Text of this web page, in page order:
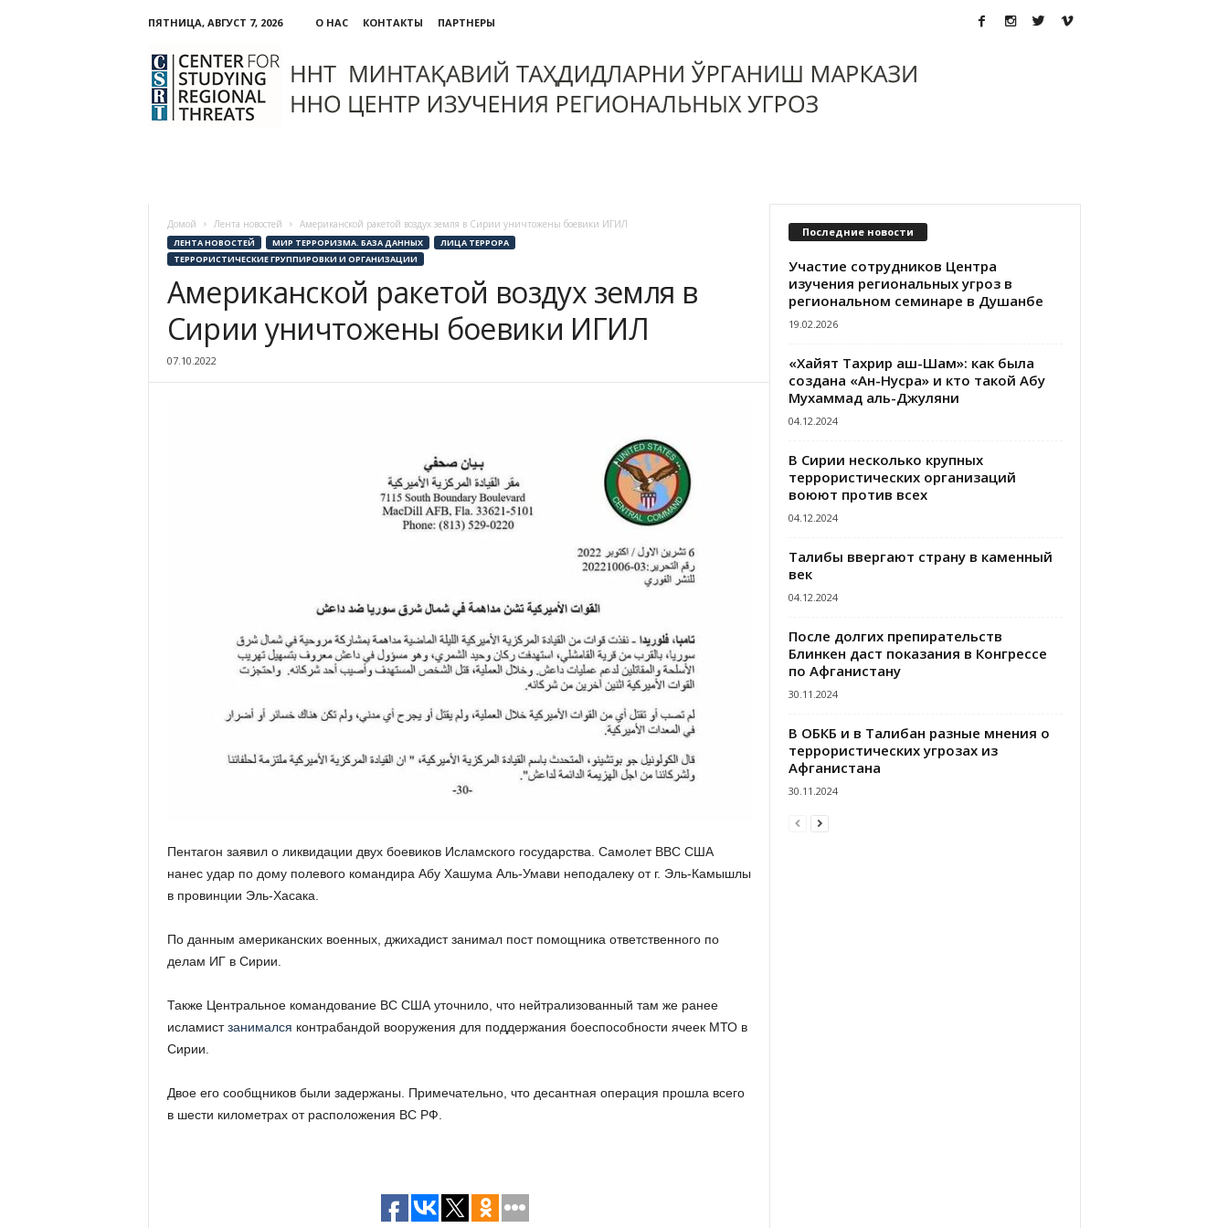
ПЯТНИЦА, АВГУСТ 7, 2026 О НАС КОНТАКТЫ
ПАРТНЕРЫ
Центр
изучения
региональных
угроз
Домой Лента новостей Американской ракетой воздух земля в Сирии уничтожены боевики ИГИЛ
ЛЕНТА НОВОСТЕЙ МИР ТЕРРОРИЗМА. БАЗА ДАННЫХ
ЛИЦА ТЕРРОРА
ТЕРРОРИСТИЧЕСКИЕ ГРУППИРОВКИ И ОРГАНИЗАЦИИ
Американской ракетой воздух земля в
Сирии уничтожены боевики ИГИЛ
07.10.2022
Пентагон заявил о ликвидации двух боевиков Исламского государства. Самолет ВВС США
нанес удар по дому полевого командира Абу Хашума Аль-Умави неподалеку от г. Эль-Камышлы
в провинции Эль-Хасака.
По данным американских военных, джихадист занимал пост помощника ответственного по
делам ИГ в Сирии.
Также Центральное командование ВС США уточнило, что нейтрализованный там же ранее
исламистзанимался контрабандой вооружения для поддержания боеспособности ячеек МТО в
Сирии.
Двое его сообщников были задержаны. Примечательно, что десантная операция прошла всего
в шести километрах от расположения ВС РФ.
Последние новости
Участие сотрудников Центра
изучения региональных угроз в
региональном семинаре в Душанбе
19.02.2026
«Хайят Тахрир аш-Шам»: как была
создана «Ан-Нусра» и кто такой Абу
Мухаммад аль-Джуляни
04.12.2024
В Сирии несколько крупных
террористических организаций
воюют против всех
04.12.2024
Талибы ввергают страну в каменный
век
04.12.2024
После долгих препирательств
Блинкен даст показания в Конгрессе
по Афганистану
30.11.2024
В ОБКБ и в Талибан разные мнения о
террористических угрозах из
Афганистана
30.11.2024